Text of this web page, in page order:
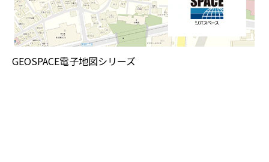
GEOSPACE電子地図シリーズ